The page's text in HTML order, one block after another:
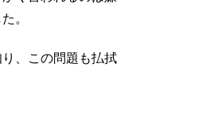
。
、この問題も払拭